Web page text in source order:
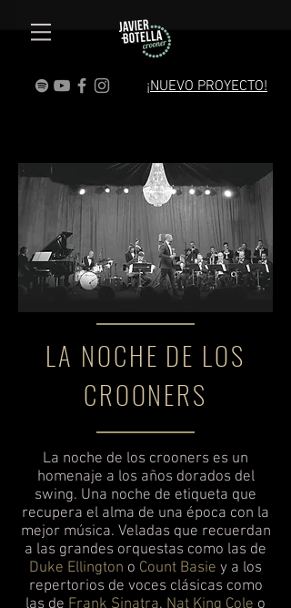
¡NUEVO PROYECTO!
LA NOCHE DE LOS
CROONERS
La noche de los crooners es un
homenaje a los años dorados del
swing. Una noche de etiqueta que
recupera el alma de una época con la
mejor música. Veladas que recuerdan
a las grandes orquestas como las de
Duke Ellington o Count Basie y a los
repertorios de voces clásicas como
las de Frank Sinatra, Nat King Cole o